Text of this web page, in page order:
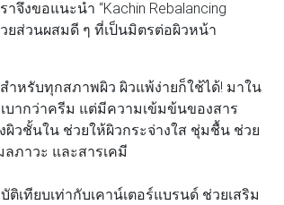
จึงขอแนะนำ “Kachin Rebalancing
ยส่วนผสมดี ๆ ที่เป็นมิตรต่อผิวหน้า
สำหรับทุกสภาพผิว ผิวแพ้ง่ายก็ใช้ได้! มาใน
ากว่าครีม แต่มีความเข้มข้นของสาร
วชั้นใน ช่วยให้ผิวกระจ่างใส ชุ่มชื้น ช่วย
ภาวะ และสารเคมี
ทียบเท่ากับเคาน์เตอร์แบรนด์ ช่วยเสริม